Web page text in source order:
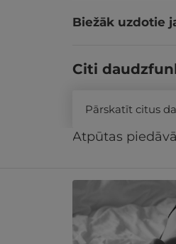
Biežāk uzdotie
Atpūtas
Citi
Pārskatīt citus